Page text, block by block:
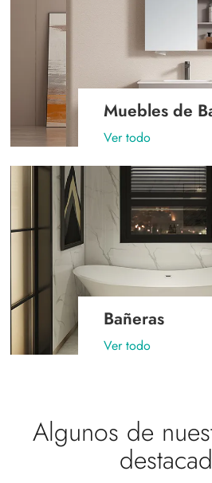
Muebles de
Ver todo
Bañeras
Ver todo
Algunos de